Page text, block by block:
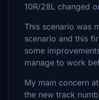
10R/28L changed
This scenario was
scenario and this
some
manage to work
My main concern
the new track